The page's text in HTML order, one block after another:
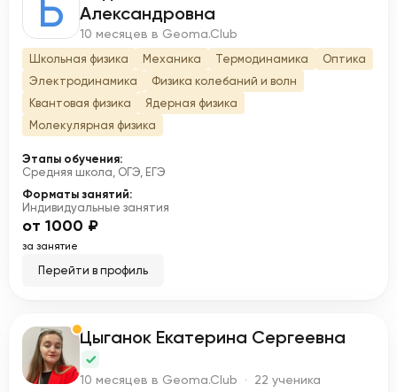
Б
Александровна
10 месяцев в Geoma.Club
Школьная физика Механика Термодинамика
Оптика
Электродинамика
Физика колебаний и волн
Квантовая физика
Ядерная физика
Молекулярная физика
Этапы обучения:
Средняя школа, ОГЭ, ЕГЭ
Форматы занятий:
Индивидуальные занятия
от 1000 ₽
за занятие
Перейти в профиль
Ц Цыганок Екатерина Сергеевна
10 месяцев в Geoma.Club · 22 ученика